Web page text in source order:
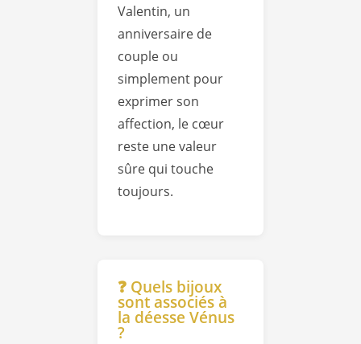
Valentin, un
anniversaire de
couple ou
simplement pour
exprimer son
affection, le cœur
reste une valeur
sûre qui touche
toujours.
❓ Quels bijoux
sont associés à
la déesse Vénus
?